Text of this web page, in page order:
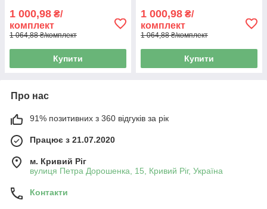
1 000,98 ₴/
комплект
1 064,88 ₴/комплект
Купити
1 000,98 ₴/
комплект
1 064,88 ₴/комплект
Купити
Про нас
91% позитивних з 360 відгуків за рік
Працює з 21.07.2020
м. Кривий Ріг
вулиця Петра Дорошенка, 15, Кривий Ріг, Україна
Контакти